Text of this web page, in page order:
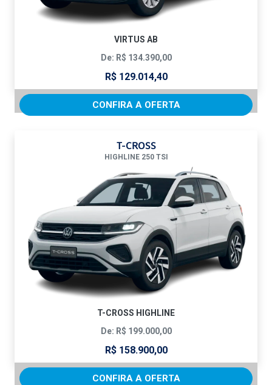
VIRTUS AB
De: R$ 134.390,00
R$ 129.014,40
CONFIRA A OFERTA
T-CROSS
HIGHLINE 250 TSI
T-CROSS HIGHLINE
De: R$ 199.000,00
R$ 158.900,00
CONFIRA A OFERTA